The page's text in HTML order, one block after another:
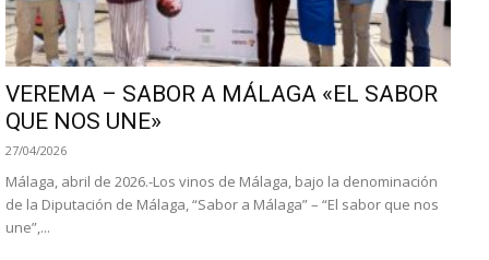
VEREMA – SABOR A MÁLAGA «EL SABOR
QUE NOS UNE»
27/04/2026
Málaga, abril de 2026.-Los vinos de Málaga, bajo la denominación
de la Diputación de Málaga, “Sabor a Málaga” – “El sabor que nos
une”,...